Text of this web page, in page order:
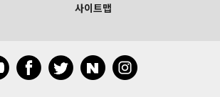
사이트맵